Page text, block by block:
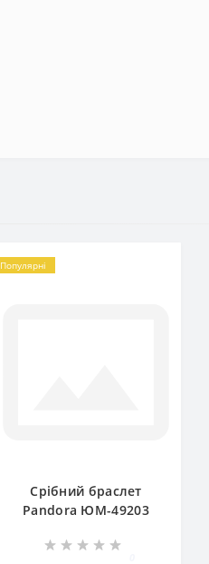
Популярні
Срібний браслет
Pandora ЮМ-49203